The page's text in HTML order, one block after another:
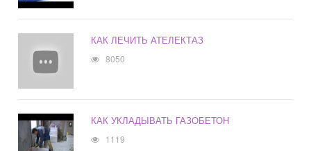
КАК ЛЕЧИТЬ АТЕЛЕКТАЗ
8050
КАК УКЛАДЫВАТЬ ГАЗОБЕТОН
1119